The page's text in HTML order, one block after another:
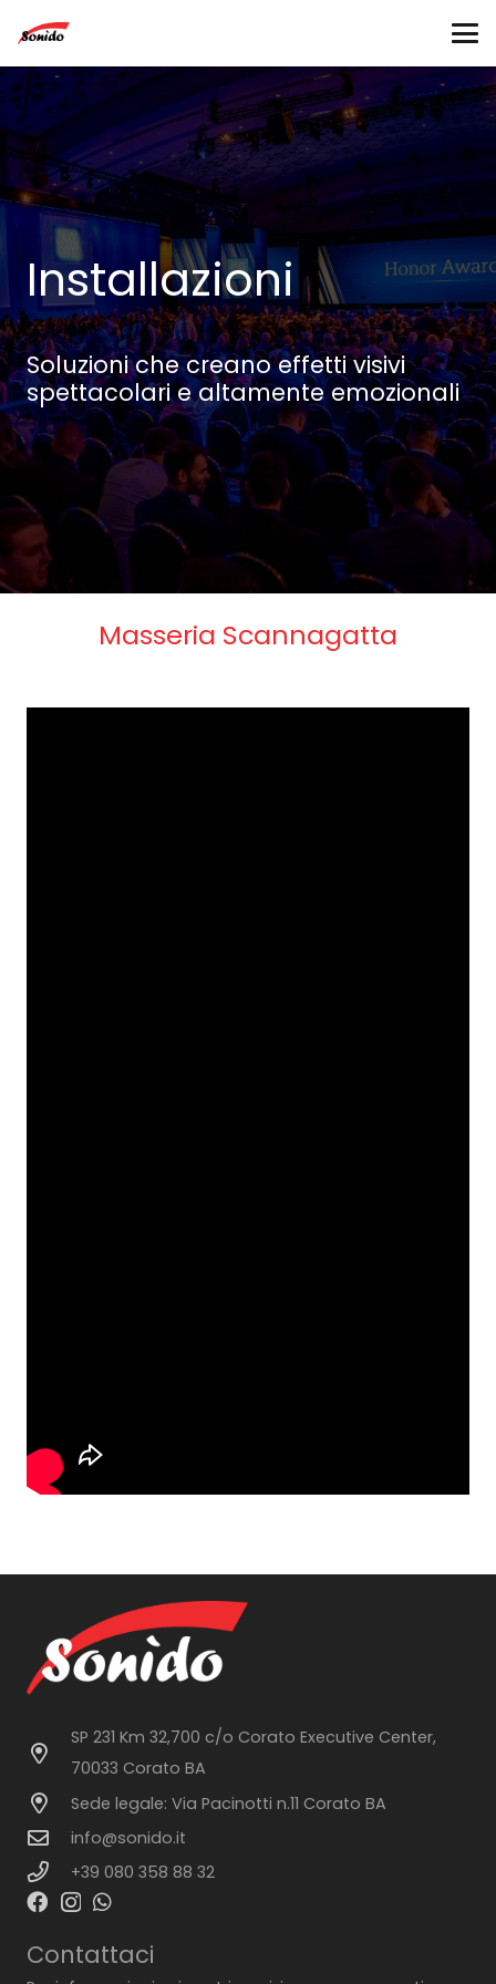
Installazioni
Soluzioni che creano effetti visivi
spettacolari e altamente emozionali
Masseria Scannagatta
SP 231 Km 32,700 c/o Corato Executive Center,
70033 Corato BA
Sede legale: Via Pacinotti n.11 Corato BA
info@sonido.it
+39 080 358 88 32
Contattaci